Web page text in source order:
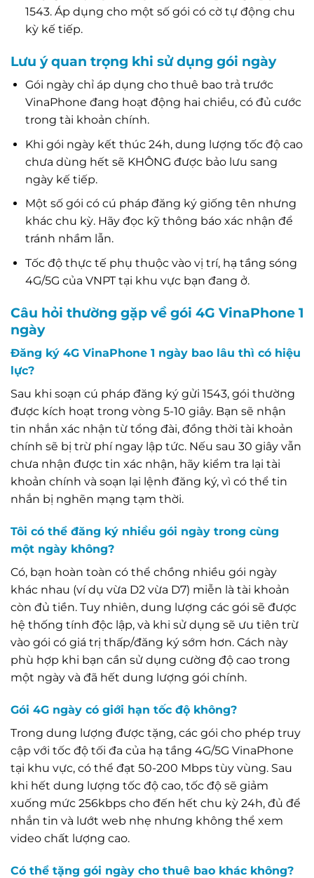
1543. Áp dụng cho một số gói có cờ tự động chu
kỳ kế tiếp.
Lưu ý quan trọng khi sử dụng gói ngày
Gói ngày chỉ áp dụng cho thuê bao trả trước
VinaPhone đang hoạt động hai chiều, có đủ cước
trong tài khoản chính.
Khi gói ngày kết thúc 24h, dung lượng tốc độ cao
chưa dùng hết sẽ KHÔNG được bảo lưu sang
ngày kế tiếp.
Một số gói có cú pháp đăng ký giống tên nhưng
khác chu kỳ. Hãy đọc kỹ thông báo xác nhận để
tránh nhầm lẫn.
Tốc độ thực tế phụ thuộc vào vị trí, hạ tầng sóng
4G/5G của VNPT tại khu vực bạn đang ở.
Câu hỏi thường gặp về gói 4G VinaPhone 1
ngày
Đăng ký 4G VinaPhone 1 ngày bao lâu thì có hiệu
lực?
Sau khi soạn cú pháp đăng ký gửi 1543, gói thường
được kích hoạt trong vòng 5-10 giây. Bạn sẽ nhận
tin nhắn xác nhận từ tổng đài, đồng thời tài khoản
chính sẽ bị trừ phí ngay lập tức. Nếu sau 30 giây vẫn
chưa nhận được tin xác nhận, hãy kiểm tra lại tài
khoản chính và soạn lại lệnh đăng ký, vì có thể tin
nhắn bị nghẽn mạng tạm thời.
Tôi có thể đăng ký nhiều gói ngày trong cùng
một ngày không?
Có, bạn hoàn toàn có thể chồng nhiều gói ngày
khác nhau (ví dụ vừa D2 vừa D7) miễn là tài khoản
còn đủ tiền. Tuy nhiên, dung lượng các gói sẽ được
hệ thống tính độc lập, và khi sử dụng sẽ ưu tiên trừ
vào gói có giá trị thấp/đăng ký sớm hơn. Cách này
phù hợp khi bạn cần sử dụng cường độ cao trong
một ngày và đã hết dung lượng gói chính.
Gói 4G ngày có giới hạn tốc độ không?
Trong dung lượng được tặng, các gói cho phép truy
cập với tốc độ tối đa của hạ tầng 4G/5G VinaPhone
tại khu vực, có thể đạt 50-200 Mbps tùy vùng. Sau
khi hết dung lượng tốc độ cao, tốc độ sẽ giảm
xuống mức 256kbps cho đến hết chu kỳ 24h, đủ để
nhắn tin và lướt web nhẹ nhưng không thể xem
video chất lượng cao.
Có thể tặng gói ngày cho thuê bao khác không?